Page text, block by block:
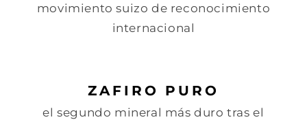
movimiento suizo de reconocimiento
internacional
ZAFIRO PURO
el segundo mineral más duro tras el